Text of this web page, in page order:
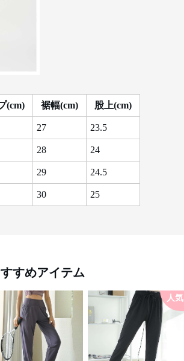
(cm) 裾幅(cm) 股上(cm)
27 23.5
28 24
29 24.5
30 25
すめアイテム
人気